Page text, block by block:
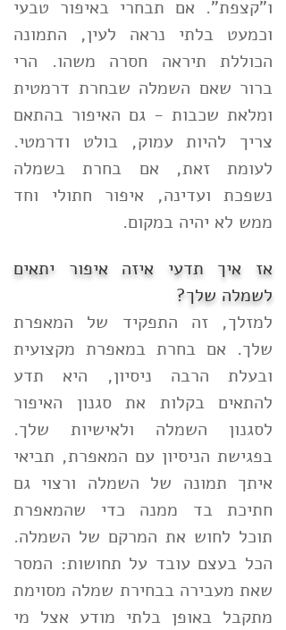
ו"קצפת". אם תבחרי באיפור טבעי
וכמעט בלתי נראה לעין, התמונה
הכוללת תיראה חסרה משהו. הרי
ברור שאם השמלה שבחרת דרמטית
ומלאת שכבות - גם האיפור בהתאם
צריך להיות עמוק, בולט ודרמטי.
לעומת זאת, אם בחרת בשמלה
נשפכת ועדינה, איפור חתולי וחד
ממש לא יהיה במקום.
אז איך תדעי איזה איפור יתאים
לשמלה שלך?
למזלך, זה התפקיד של המאפרת
שלך. אם בחרת במאפרת מקצועית
ובעלת הרבה ניסיון, היא תדע
להתאים בקלות את סגנון האיפור
לסגנון השמלה ולאישיות שלך.
בפגישת הניסיון עם המאפרת, תביאי
איתך תמונה של השמלה ורצוי גם
חתיכת בד ממנה כדי שהמאפרת
תוכל לחוש את המרקם של השמלה.
הכל בעצם עובד על תחושות: המסר
שאת מעבירה בבחירת שמלה מסוימת
מתקבל באופן בלתי מודע אצל מי